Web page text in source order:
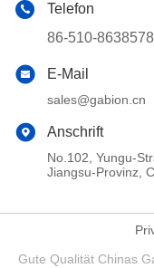
Telefon
86-510-
E-Mail
sales@gabion.cn
Anschrift
No.102, Yungu-
Jiangsu-Provinz,
Gute Qualität Chinas